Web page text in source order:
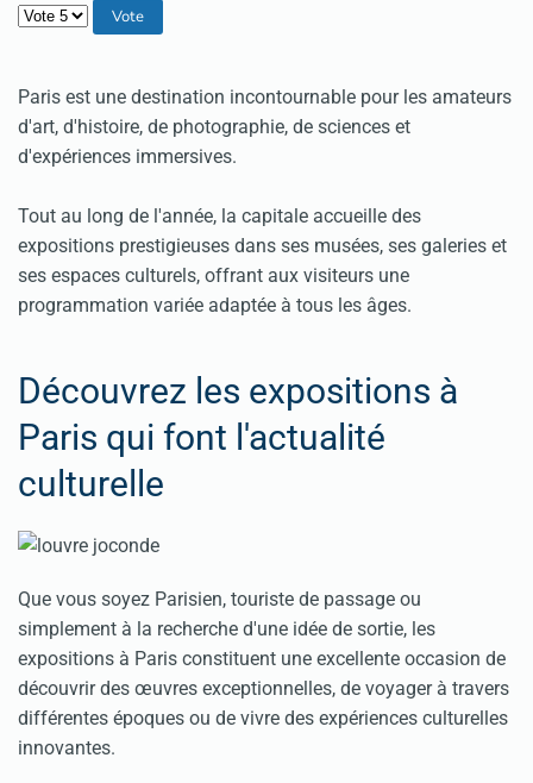
Veuillez voter
Paris est une destination incontournable pour les amateurs
d'art, d'histoire, de photographie, de sciences et
d'expériences immersives.
Tout au long de l'année, la capitale accueille des
expositions prestigieuses dans ses musées, ses galeries et
ses espaces culturels, offrant aux visiteurs une
programmation variée adaptée à tous les âges.
Découvrez les expositions à
Paris qui font l'actualité
culturelle
Que vous soyez Parisien, touriste de passage ou
simplement à la recherche d'une idée de sortie, les
expositions à Paris constituent une excellente occasion de
découvrir des œuvres exceptionnelles, de voyager à travers
différentes époques ou de vivre des expériences culturelles
innovantes.